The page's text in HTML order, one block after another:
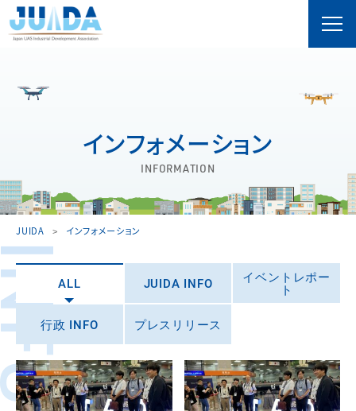
インフォメーション
INFORMATION
JUIDA インフォメーション
ALL JUIDA INFO
イベントレポー
ト
行政 INFO プレスリリース